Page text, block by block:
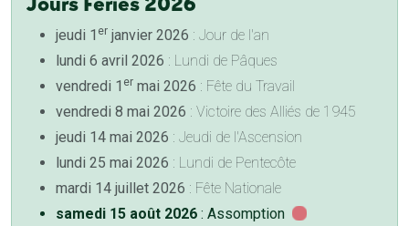
jeudi 1 er janvier 2026 : Jour de l'an
lundi 6 avril 2026 : Lundi de Pâques
vendredi 1 er mai 2026 : Fête du Travail
vendredi 8 mai 2026 : Victoire des Alliés de 1945
jeudi 14 mai 2026 : Jeudi de l'Ascension
lundi 25 mai 2026 : Lundi de Pentecôte
mardi 14 juillet 2026 : Fête Nationale
samedi 15 août 2026 : Assomption